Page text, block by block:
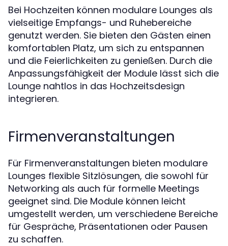
Bei Hochzeiten können modulare Lounges als
vielseitige Empfangs- und Ruhebereiche
genutzt werden. Sie bieten den Gästen einen
komfortablen Platz, um sich zu entspannen
und die Feierlichkeiten zu genießen. Durch die
Anpassungsfähigkeit der Module lässt sich die
Lounge nahtlos in das Hochzeitsdesign
integrieren.
Firmenveranstaltungen
Für Firmenveranstaltungen bieten modulare
Lounges flexible Sitzlösungen, die sowohl für
Networking als auch für formelle Meetings
geeignet sind. Die Module können leicht
umgestellt werden, um verschiedene Bereiche
für Gespräche, Präsentationen oder Pausen
zu schaffen.